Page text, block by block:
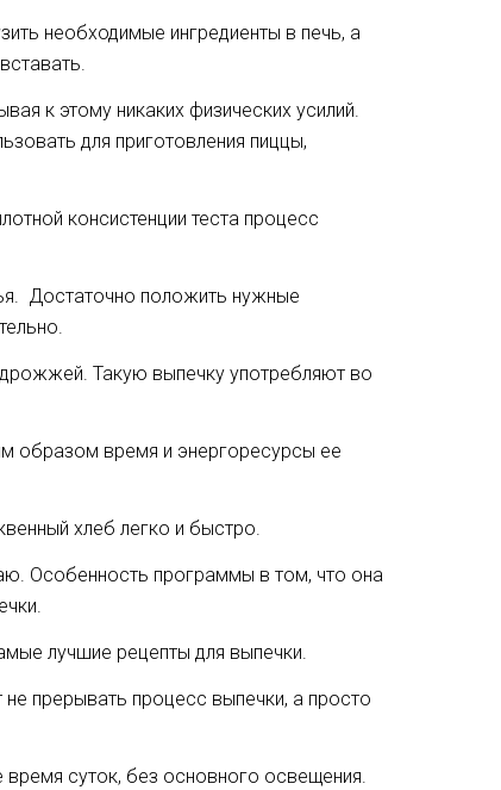
необходимые ингредиенты в печь, а
к этому никаких физических усилий.
для приготовления пиццы,
консистенции теста процесс
Достаточно положить нужные
Такую выпечку употребляют во
образом время и энергоресурсы ее
хлеб легко и быстро.
Особенность программы в том, что она
лучшие рецепты для выпечки.
прерывать процесс выпечки, а просто
суток, без основного освещения.